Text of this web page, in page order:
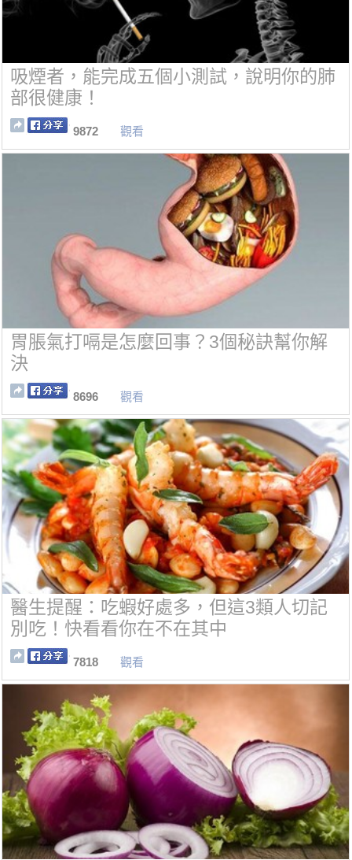
吸煙者，能完成五個小測試，說明你的肺
部很健康！
9872 觀看
胃脹氣打嗝是怎麼回事？3個秘訣幫你解
決
8696 觀看
醫生提醒：吃蝦好處多，但這3類人切記
別吃！快看看你在不在其中
7818 觀看